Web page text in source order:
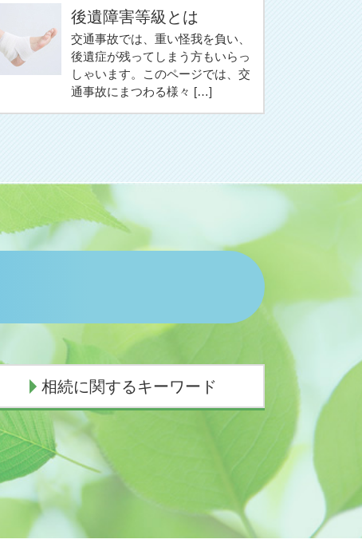
後遺障害等級とは
交通事故では、重い怪我を負い、
後遺症が残ってしまう方もいらっ
しゃいます。このページでは、交
通事故にまつわる様々 […]
相続に関するキーワード
相続放棄 郵送
代襲相続 兄弟
相続手続き 自分で
遺産相続 期限 土地
相続 孫 土地
成年後見人 権限